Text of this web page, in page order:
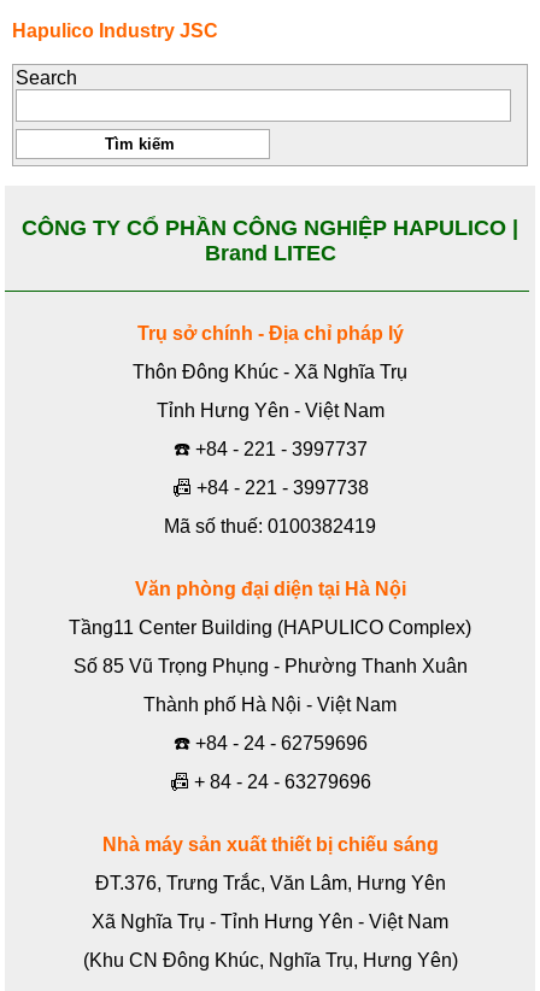
Hapulico Industry JSC
Search
CÔNG TY CỔ PHẦN CÔNG NGHIỆP HAPULICO |
Brand LITEC
Trụ sở chính - Địa chỉ pháp lý
Thôn Đông Khúc - Xã Nghĩa Trụ
Tỉnh Hưng Yên - Việt Nam
☎️ +84 - 221 - 3997737
📠 +84 - 221 - 3997738
Mã số thuế: 0100382419
Văn phòng đại diện tại Hà Nội
Tầng11 Center Building (HAPULICO Complex)
Số 85 Vũ Trọng Phụng - Phường Thanh Xuân
Thành phố Hà Nội - Việt Nam
☎️ +84 - 24 - 62759696
📠 + 84 - 24 - 63279696
Nhà máy sản xuất thiết bị chiếu sáng
ĐT.376, Trưng Trắc, Văn Lâm, Hưng Yên
Xã Nghĩa Trụ - Tỉnh Hưng Yên - Việt Nam
(Khu CN Đông Khúc, Nghĩa Trụ, Hưng Yên)